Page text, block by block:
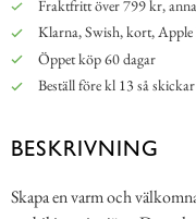
Fraktfritt över 799 kr,
Klarna, Swish, kort, Apple
Öppet köp 60 dagar
Beställ före kl 13 så
BESKRIVNING
Skapa en varm och